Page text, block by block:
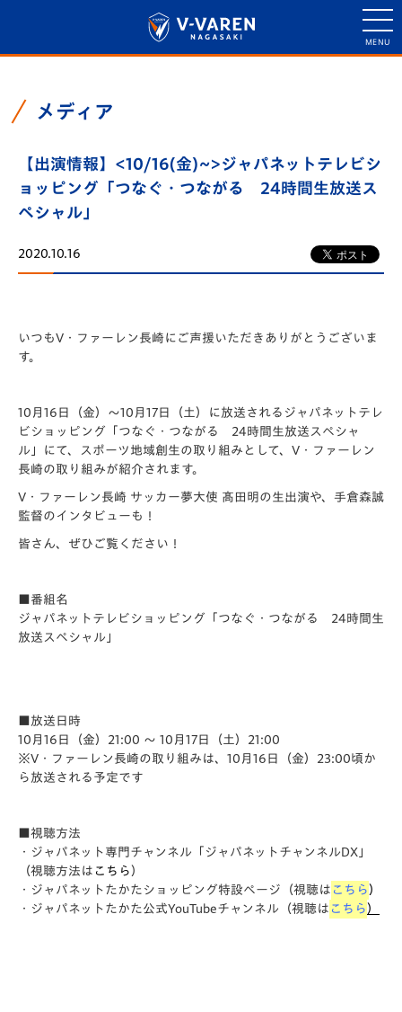
メディア
【出演情報】<10/16(金)~>ジャパネットテレビシ
ョッピング「つなぐ・つながる 24時間生放送ス
ペシャル」
2020.10.16
いつもV・ファーレン長崎にご声援いただきありがとうございま
す。
10月16日（金）～10月17日（土）に放送されるジャパネットテレ
ビショッピング「つなぐ・つながる 24時間生放送スペシャ
ル」にて、スポーツ地域創生の取り組みとして、V・ファーレン
長崎の取り組みが紹介されます。
V・ファーレン長崎 サッカー夢大使 髙田明の生出演や、手倉森誠
監督のインタビューも！
皆さん、ぜひご覧ください！
■番組名
ジャパネットテレビショッピング「つなぐ・つながる 24時間生
放送スペシャル」
■放送日時
10月16日（金）21:00 ～ 10月17日（土）21:00
※V・ファーレン長崎の取り組みは、10月16日（金）23:00頃か
ら放送される予定です
■視聴方法
・ジャパネット専門チャンネル「ジャパネットチャンネルDX」
（視聴方法は こちら ）
・ジャパネットたかたショッピング特設ページ（視聴は こちら ）
・ジャパネットたかた公式YouTubeチャンネル（視聴は こちら ）